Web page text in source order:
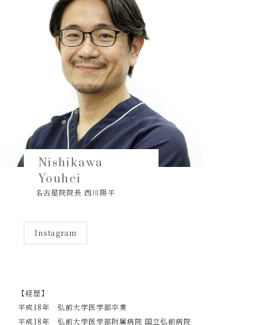
Nishikawa
Youhei
名古屋院院長 西川陽平
Instagram
【経歴】
平成18年 弘前大学医学部卒業
平成18年 弘前大学医学部附属病院 国立弘前病院